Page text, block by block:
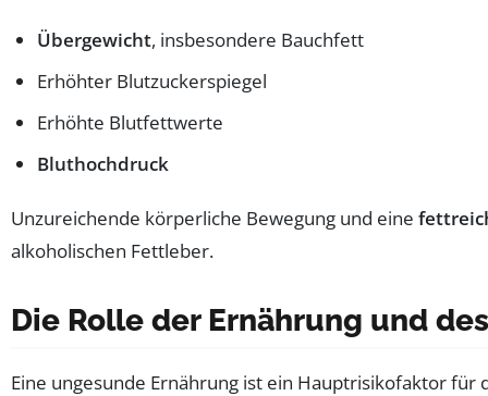
Übergewicht, insbesondere Bauchfett
Erhöhter Blutzuckerspiegel
Erhöhte Blutfettwerte
Bluthochdruck
Unzureichende körperliche Bewegung und eine
alkoholischen Fettleber.
Die Rolle der Ernährung und
Eine ungesunde Ernährung ist ein Hauptrisikofaktor